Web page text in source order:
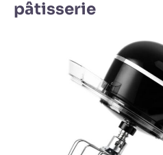
pâtisserie